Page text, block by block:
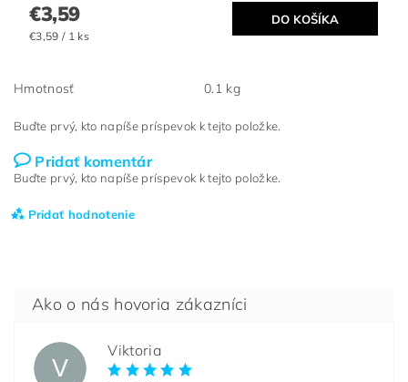
€3,59
€3,59 / 1 ks
Hmotnosť 0.1 kg
Buďte prvý, kto napíše príspevok k tejto položke.
Pridať komentár
Buďte prvý, kto napíše príspevok k tejto položke.
Pridať hodnotenie
V
Viktoria